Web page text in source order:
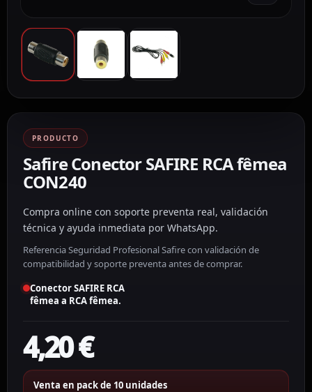
PRODUCTO
Safire Conector SAFIRE RCA fêmea
CON240
Compra online con soporte preventa real, validación
técnica y ayuda inmediata por WhatsApp.
Referencia Seguridad Profesional Safire con validación de
compatibilidad y soporte preventa antes de comprar.
Conector SAFIRE RCA
fêmea a RCA fêmea.
4,20€
Venta en pack de 10 unidades